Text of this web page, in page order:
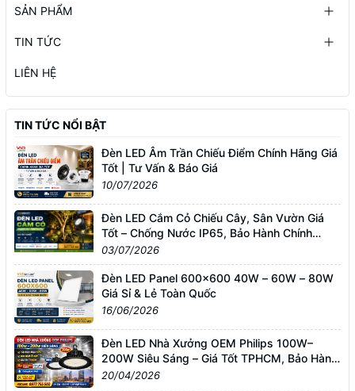
SẢN PHẨM
TIN TỨC
LIÊN HỆ
TIN TỨC NỔI BẬT
Đèn LED Âm Trần Chiếu Điểm Chính Hãng Giá
Tốt | Tư Vấn & Báo Giá
10/07/2026
Đèn LED Cắm Cỏ Chiếu Cây, Sân Vườn Giá
Tốt – Chống Nước IP65, Bảo Hành Chính
Hãng
03/07/2026
Đèn LED Panel 600x600 40W – 60W – 80W
Giá Sỉ & Lẻ Toàn Quốc
16/06/2026
Đèn LED Nhà Xưởng OEM Philips 100W–
200W Siêu Sáng – Giá Tốt TPHCM, Bảo Hành
3 Năm
20/04/2026